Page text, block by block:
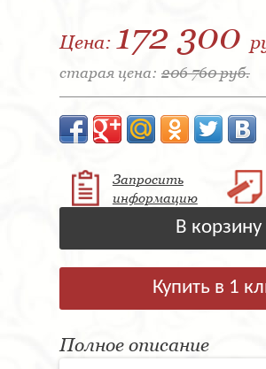
Цена: 172 300
старая цена: 206 760 руб.
Запросить
информацию
В корзину
Купить в 1
Полное описание